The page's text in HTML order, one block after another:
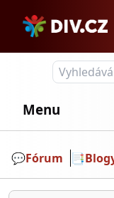
Menu
💬️Fórum 📑